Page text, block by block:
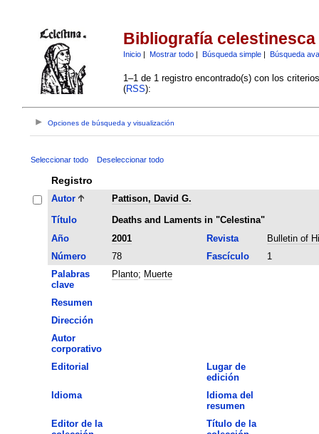
Bibliografía celestinesca
Inicio| Mostrar todo| Búsqueda simple| Búsqueda
1–1 de 1 registro encontrado(s) con los
(RSS):
Opciones de búsqueda y visualización
Seleccionar todo Deseleccionar todo
Registro
Autor
Pattison, David G.
Título
Deaths and Laments in "Celestina"
Año
2001 Revista
Bulletin of
Número
78 Fascículo
1
Palabras
clave
Planto; Muerte
Resumen
Dirección
Autor
corporativo
Editorial
Lugar de
edición
Idioma
Idioma del
resumen
Editor de la
Título de la